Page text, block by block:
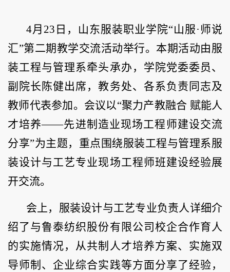
4月23日，山东服装职业学院“山服·师说
汇”第二期教学交流活动举行。本期活动由服
装工程与管理系牵头承办，学院党委委员、
副院长陈健出席，教务处、各系负责同志及
教师代表参加。会议以“聚力产教融合 赋能人
才培养——先进制造业现场工程师建设交流
分享”为主题，重点围绕服装工程与管理系服
装设计与工艺专业现场工程师班建设经验展
开交流。
会上，服装设计与工艺专业负责人详细介
绍了与鲁泰纺织股份有限公司校企合作育人
的实施情况，从共制人才培养方案、实施双
导师制、企业综合实践等方面分享了经验，